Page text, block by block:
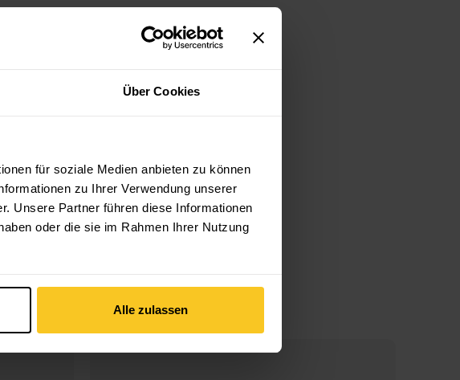
Über Cookies
für soziale Medien anbieten zu können
zu Ihrer Verwendung unserer
Unsere Partner führen diese Informationen
oder die sie im Rahmen Ihrer Nutzung
Alle zulassen